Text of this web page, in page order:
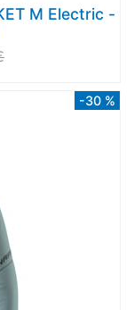
M Electric -
-30 %